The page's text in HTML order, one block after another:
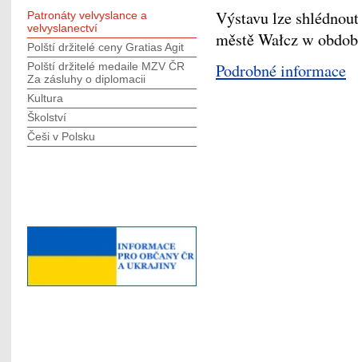
Výstavu lze
městě Wałcz w
Podrobné informace
Patronáty velvyslance a
velvyslanectví
Polští držitelé ceny Gratias Agit
Polští držitelé medaile MZV ČR
Za zásluhy o diplomacii
Kultura
Školství
Češi v Polsku